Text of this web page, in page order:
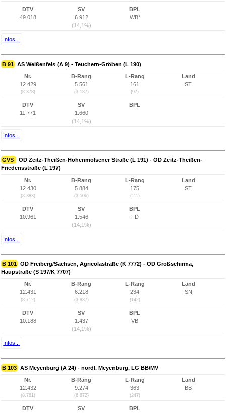
DTV
49.018
SV
6.912
(14,1%)
BPL
WB*
Infos...
B 91 AS Weißenfels (A 9) - Teuchern-Gröben (L 190)
Nr.
12.429
(8.378)
B-Rang
5.561
(3.187)
L-Rang
161
(97)
Land
ST
DTV
11.771
SV
1.660
(14,1%)
BPL
Infos...
GVS
OD Zeitz-Theißen-Hohenmölsener Straße (L 191) - OD Zeitz-Theißen-
Friedensstraße (L 197)
Nr.
12.430
(8.383)
B-Rang
5.884
(3.506)
L-Rang
175
(111)
Land
ST
DTV
10.961
SV
1.546
(14,1%)
BPL
FD
Infos...
B 101 OD Freiberg/Sachsen, Agricolastraße (K 7772) - OD Großschirma,
Haupstraße (S 197/K 7707)
Nr.
12.431
(8.712)
B-Rang
6.218
(3.837)
L-Rang
234
(142)
Land
SN
DTV
10.188
SV
1.437
(14,1%)
BPL
VB
Infos...
B 103 AS Meyenburg (A 24) - nördl. Meyenburg, LG BB/MV
Nr.
12.432
(8.781)
B-Rang
9.274
(6.872)
L-Rang
363
(247)
Land
BB
DTV SV BPL